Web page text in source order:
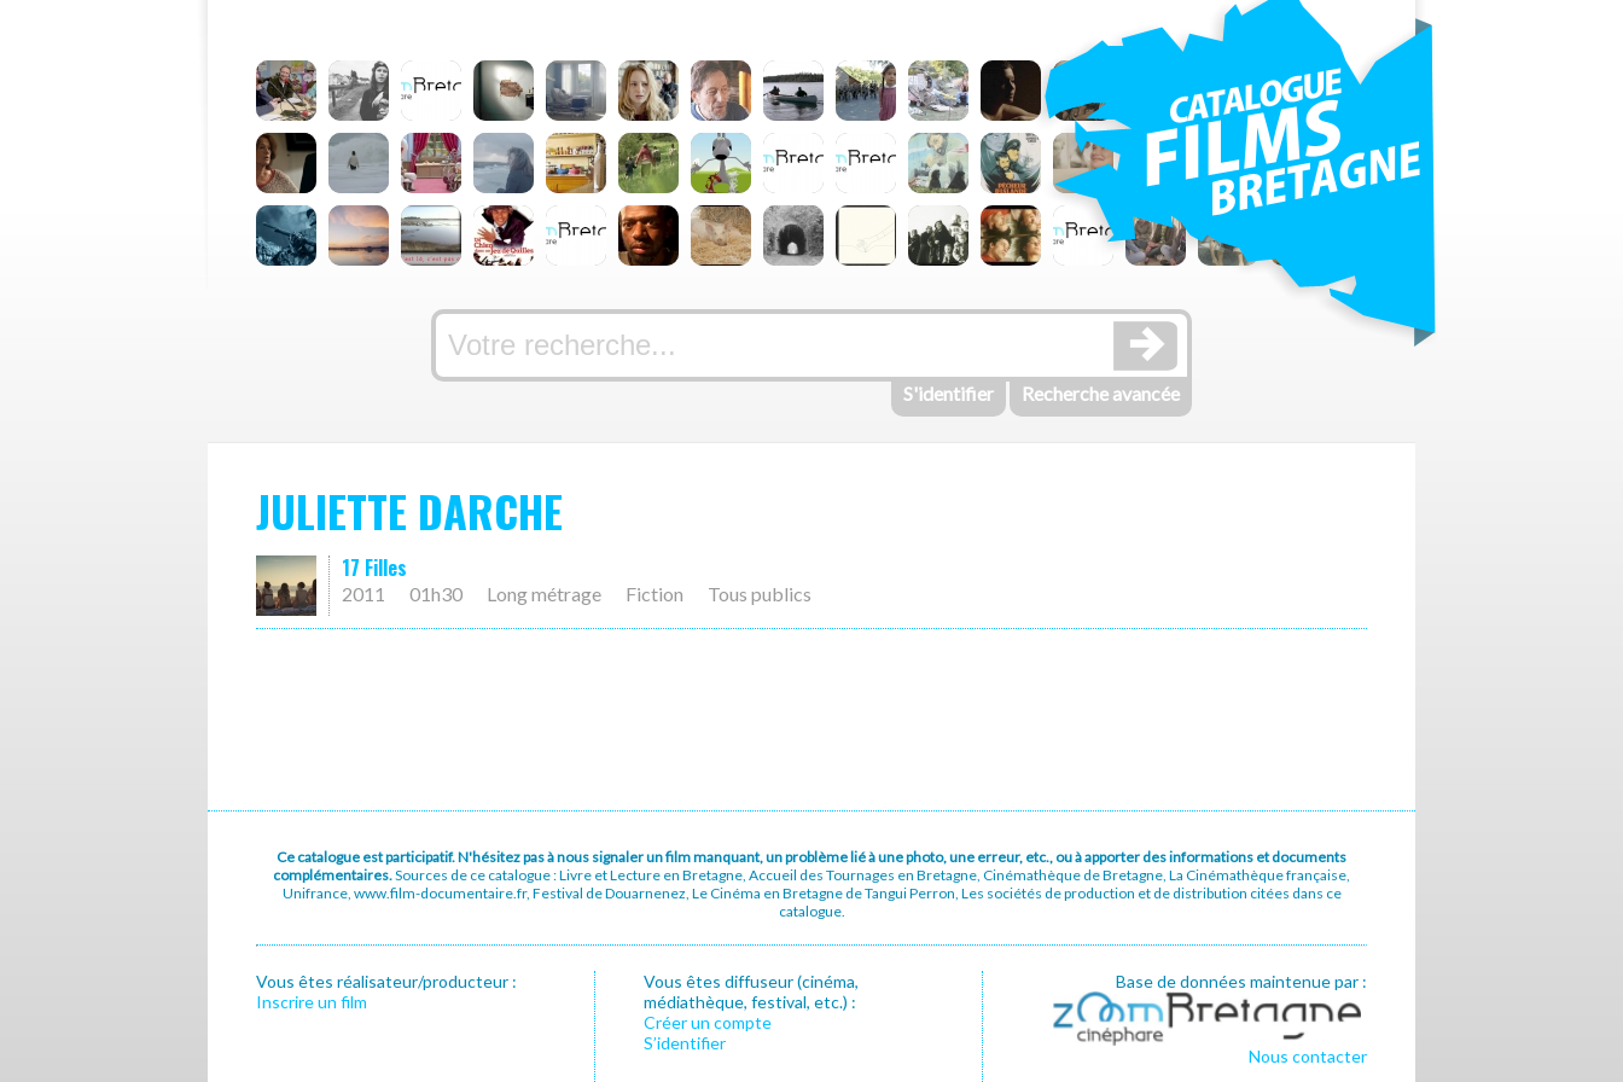
S'identifier Recherche avancée
JULIETTE DARCHE
17 Filles
2011 01h30 Long métrage Fiction Tous publics
Ce catalogue est participatif. N'hésitez pas à nous signaler un film manquant, un problème lié à une photo, une erreur, etc., ou à apporter des informations et documents
complémentaires.Sources de ce catalogue : Livre et Lecture en Bretagne, Accueil des Tournages en Bretagne, Cinémathèque de Bretagne, La Cinémathèque française,
Unifrance, www.film-documentaire.fr, Festival de Douarnenez, Le Cinéma en Bretagne de Tangui Perron, Les sociétés de production et de distribution citées dans ce
catalogue.
Vous êtes réalisateur/producteur :
Inscrire un film
Vous êtes diffuseur (cinéma,
médiathèque, festival, etc.) :
Créer un compte
S’identifier
Base de données maintenue par :
Nous contacter